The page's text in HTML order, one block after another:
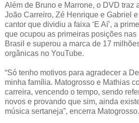
Além de Bruno e Marrone, o DVD traz
João Carreiro, Zé Henrique e Gabriel
cantor que dividiu a faixa ‘E Aí’, a
que ocupou as primeiras posições nas
Brasil e superou a marca de 17
orgânicas no YouTube.
“Só tenho motivos para agradecer a
minha família. Matogrosso e Mathias
carreira, vencendo o tempo, sendo
novos e provando que sim, ainda
música sertaneja”, encerra Matogrosso.